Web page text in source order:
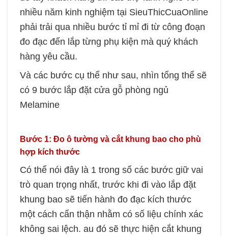
nhiều năm kinh nghiệm tại SieuThicCuaOnline
phải trải qua nhiều bước tỉ mỉ đi từ công đoạn
đo đạc đến lắp từng phụ kiện mà quý khách
hàng yêu cầu.
Và các bước cụ thể như sau, nhìn tổng thể sẽ
có 9 bước lắp đặt cửa gỗ phòng ngủ
Melamine
Bước 1: Đo ô tường và cắt khung bao cho phù
hợp kích thước
Có thể nói đây là 1 trong số các bước giữ vai
trò quan trọng nhất, trước khi đi vào lắp đặt
khung bao sẽ tiến hành đo đạc kích thước
một cách cẩn thận nhằm có số liệu chính xác
không sai lệch. au đó sẽ thực hiện cắt khung